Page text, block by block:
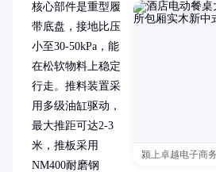
颍上卓越电子商
核心部件是重型履
带底盘，接地比压
小至30-50kPa，能
在松软物料上稳定
行走。推料装置采
用多级油缸驱动，
最大推距可达2-3
米，推板采用
NM400耐磨钢